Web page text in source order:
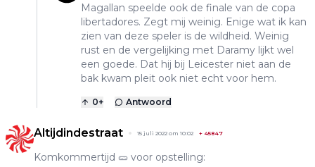
Magallan speelde ook de finale van de copa
libertadores. Zegt mij weinig. Enige wat ik kan
zien van deze speler is de wildheid. Weinig
rust en de vergelijking met Daramy lijkt wel
een goede. Dat hij bij Leicester niet aan de
bak kwam pleit ook niet echt voor hem.
0+ Antwoord
Altijdindestraat 15 juli 2022 om 10:02 + 45847
Komkommertijd 🥒 voor opstelling: